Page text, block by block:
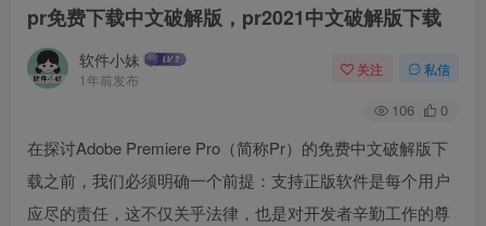
pr免费下载中文破解版，pr2021中文破解版下载
软件小妹
1年前发布
关注 私信
106 0
在探讨Adobe Premiere Pro（简称Pr）的免费中文破解版下
载之前，我们必须明确一个前提：支持正版软件是每个用户
应尽的责任，这不仅关乎法律，也是对开发者辛勤工作的尊